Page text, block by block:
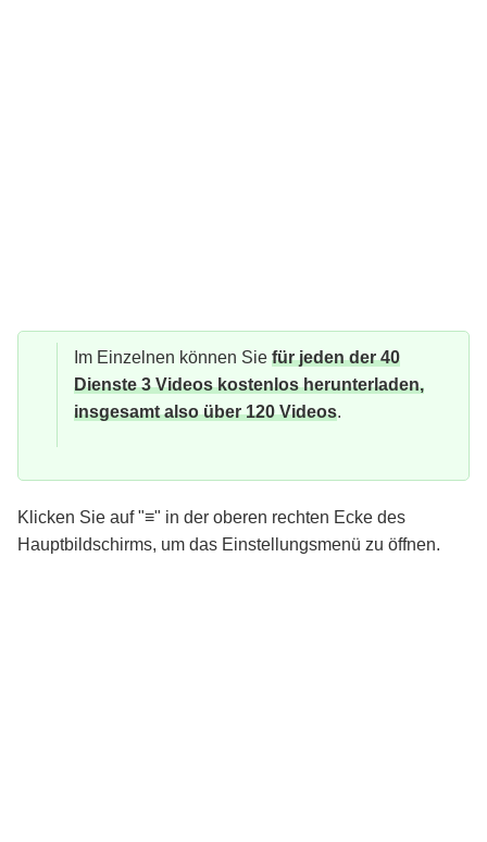
Im Einzelnen können Siefür jeden der 40
Dienste 3 Videos kostenlos herunterladen,
insgesamt also über 120 Videos.
Klicken Sie auf "≡" in der oberen rechten Ecke des
Hauptbildschirms, um das Einstellungsmenü zu öffnen.